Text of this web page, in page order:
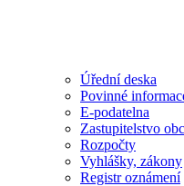
Úřední deska
Povinné
E-podatelna
Zastupitelstvo
Rozpočty
Vyhlášky, zákony
Registr oznámení